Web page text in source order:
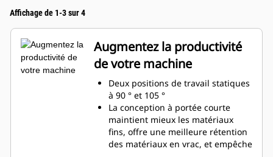
Affichage de 1-3 sur 4
Augmentez la productivité
de votre machine
Deux positions de travail statiques
à 90 ° et 105 °
La conception à portée courte
maintient mieux les matériaux
fins, offre une meilleure rétention
des matériaux en vrac, et empêche